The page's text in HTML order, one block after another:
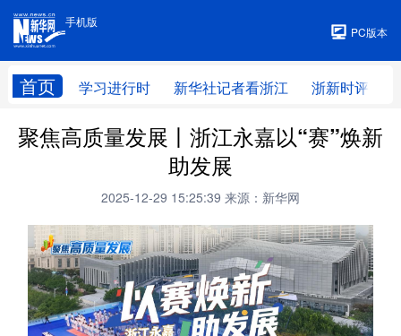
手机版
PC版本
首页 学习进行时 新华社记者看浙江 浙新时评
手机版
聚焦高质量发展丨浙江永嘉以“赛”焕新
助发展
2025-12-29 15:25:39 来源：新华网